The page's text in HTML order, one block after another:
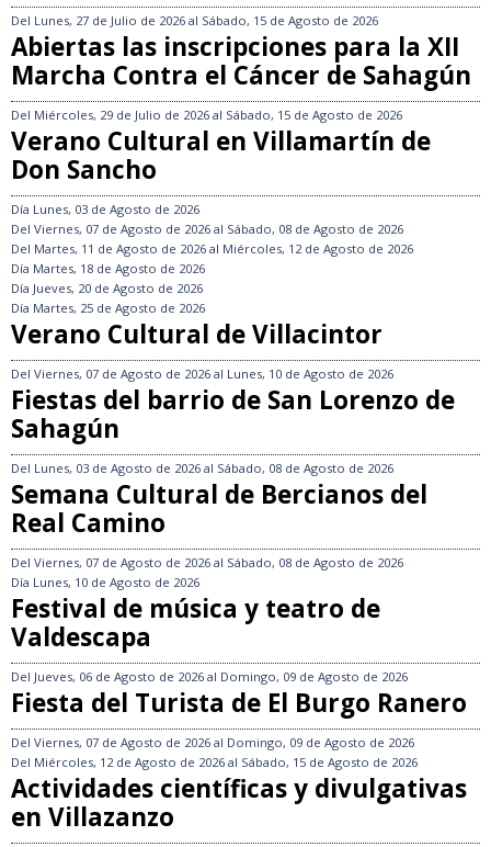
Del Lunes, 27 de Julio de 2026 al Sábado, 15 de Agosto de 2026
Abiertas las inscripciones para la XII
Marcha Contra el Cáncer de Sahagún
Del Miércoles, 29 de Julio de 2026 al Sábado, 15 de Agosto de 2026
Verano Cultural en Villamartín de
Don Sancho
Día Lunes, 03 de Agosto de 2026
Del Viernes, 07 de Agosto de 2026 al Sábado, 08 de Agosto de 2026
Del Martes, 11 de Agosto de 2026 al Miércoles, 12 de Agosto de 2026
Día Martes, 18 de Agosto de 2026
Día Jueves, 20 de Agosto de 2026
Día Martes, 25 de Agosto de 2026
Verano Cultural de Villacintor
Del Viernes, 07 de Agosto de 2026 al Lunes, 10 de Agosto de 2026
Fiestas del barrio de San Lorenzo de
Sahagún
Del Lunes, 03 de Agosto de 2026 al Sábado, 08 de Agosto de 2026
Semana Cultural de Bercianos del
Real Camino
Del Viernes, 07 de Agosto de 2026 al Sábado, 08 de Agosto de 2026
Día Lunes, 10 de Agosto de 2026
Festival de música y teatro de
Valdescapa
Del Jueves, 06 de Agosto de 2026 al Domingo, 09 de Agosto de 2026
Fiesta del Turista de El Burgo Ranero
Del Viernes, 07 de Agosto de 2026 al Domingo, 09 de Agosto de 2026
Del Miércoles, 12 de Agosto de 2026 al Sábado, 15 de Agosto de 2026
Actividades científicas y divulgativas
en Villazanzo